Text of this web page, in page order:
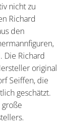
nicht zu
Richard
den
Die Richard
original
Seiffen, die
geschätzt.